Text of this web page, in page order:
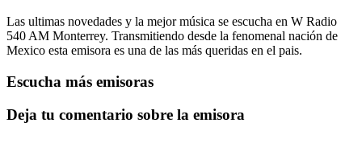
Las ultimas novedades y la mejor música se escucha en W Radio
540 AM Monterrey. Transmitiendo desde la fenomenal nación de
Mexico esta emisora es una de las más queridas en el pais.
Escucha más emisoras
Deja tu comentario sobre la emisora